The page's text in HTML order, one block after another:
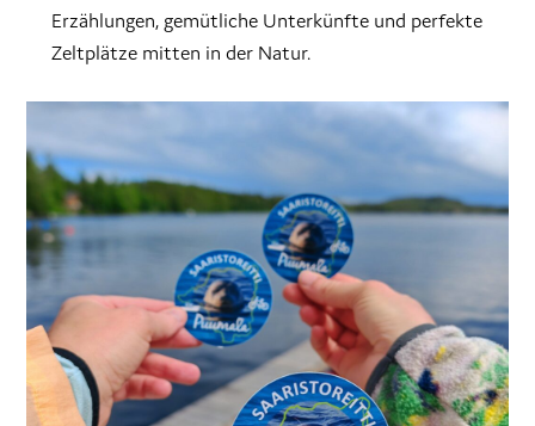
Erzählungen, gemütliche Unterkünfte und perfekte
Zeltplätze mitten in der Natur.